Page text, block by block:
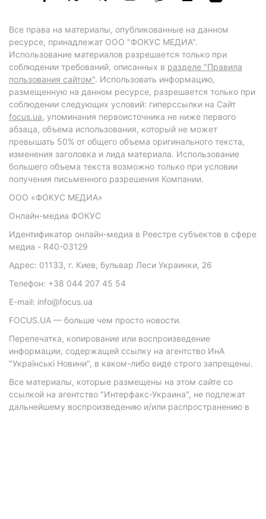
Все права на материалы, опубликованные на данном
ресурсе, принадлежат ООО "ФОКУС МЕДИА".
Использование материалов разрешается только при
соблюдении требований, описанных в разделе "Правила
пользования сайтом". Использовать информацию,
размещенную на данном ресурсе, разрешается только при
соблюдении следующих условий: гиперссылки на Сайт
focus.ua, упоминания первоисточника не ниже первого
абзаца, объема использования, который не может
превышать 50% от общего объема оригинального текста,
изменения заголовка и лида материала. Использование
большего объема текста возможно только при условии
получения письменного разрешения Компании.
ООО «ФОКУС МЕДИА»
Онлайн-медиа ФОКУС
Идентификатор онлайн-медиа в Реестре субъектов в сфере
медиа - R40-03129
Адрес: 01133, г. Киев, бульвар Леси Украинки, 26
Телефон: +38 044 207 45 54
E-mail: info@focus.ua
FOCUS.UA — больше чем просто новости.
Перепечатка, копирование или воспроизведение
информации, содержащей ссылку на агентство ИнА
"Українські Новини", в каком-либо виде строго запрещены.
Все материалы, которые размещены на этом сайте со
ссылкой на агентство "Интерфакс-Украина", не подлежат
дальнейшему воспроизведению и/или распространению в